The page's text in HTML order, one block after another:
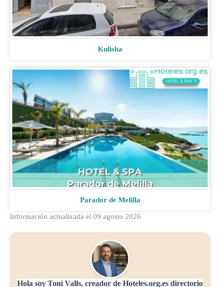
Kulisha
Parador de Melilla
Información actualizada el 09 agosto 2026
Hola soy Toni Valls, creador de Hoteles.org.es directorio